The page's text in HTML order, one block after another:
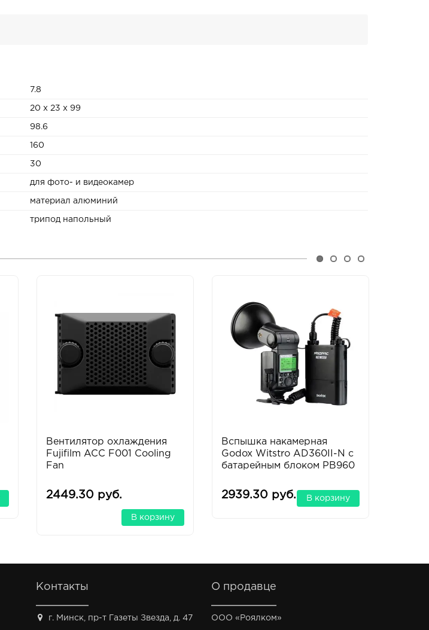
7.8
20 x 23 x 99
98.6
160
30
для фото- и видеокамер
материал алюминий
трипод напольный
Вентилятор охлаждения
Fujifilm ACC F001 Cooling
Fan
2449.30 руб.
В корзину
Вспышка накамерная
Godox Witstro AD360II-N с
батарейным блоком PB960
2939.30 руб. В корзину
Контакты
г. Минск, пр-т Газеты Звезда, д. 47
О продавце
ООО «Роялком»